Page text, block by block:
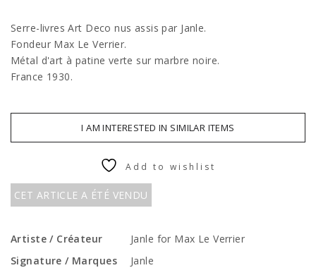
Serre-livres Art Deco nus assis par Janle.
Fondeur Max Le Verrier.
Métal d'art à patine verte sur marbre noire.
France 1930.
I AM INTERESTED IN SIMILAR ITEMS
CET ARTICLE A ÉTÉ VENDU
Add to wishlist
Artiste / Créateur
Janle for Max Le Verrier
Signature / Marques
Janle